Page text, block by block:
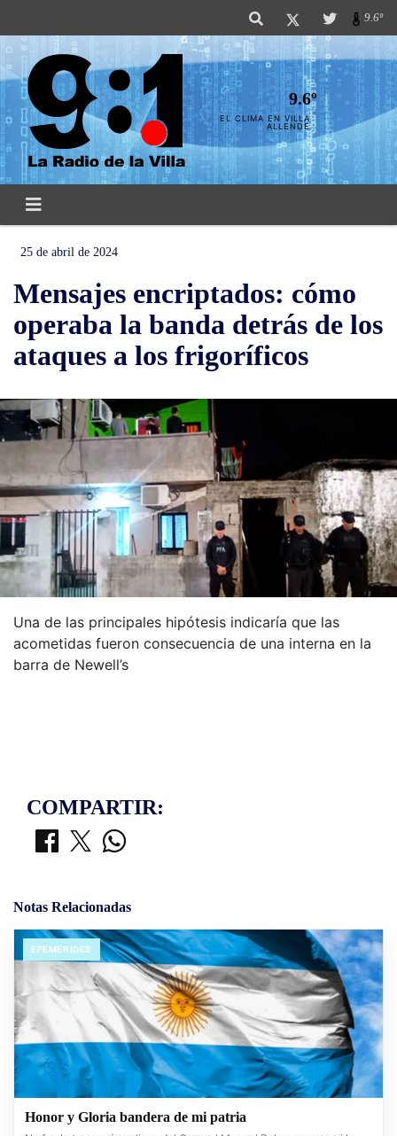
9.6º
9.6º
EL CLIMA EN VILLA
ALLENDE
25 de abril de 2024
Mensajes encriptados: cómo
operaba la banda detrás de los
ataques a los frigoríficos
Una de las principales hipótesis indicaría que las
acometidas fueron consecuencia de una interna en la
barra de Newell’s
COMPARTIR:
Notas Relacionadas
EFEMERIDES
Honor y Gloria bandera de mi patria